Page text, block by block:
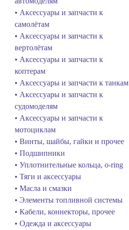
• Аксессуары и запчасти к
самолётам
• Аксессуары и запчасти к
вертолётам
• Аксессуары и запчасти к
коптерам
• Аксессуары и запчасти к танкам
• Аксессуары и запчасти к
судомоделям
• Аксессуары и запчасти к
мотоциклам
• Винты, шайбы, гайки и прочее
• Подшипники
• Уплотнительные кольца, o-ring
• Тяги и аксессуары
• Масла и смазки
• Элементы топливной системы
• Кабели, коннекторы, прочее
• Одежда и аксессуары